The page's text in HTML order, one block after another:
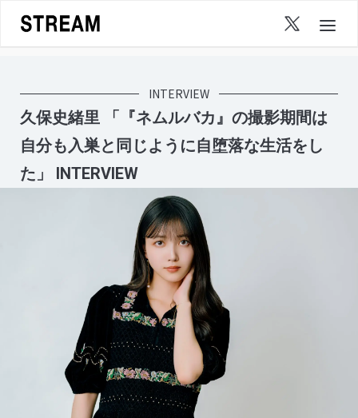
content
INTERVIEW
久保史緒里 「『ネムルバカ』の撮影期間は
自分も入巣と同じように自堕落な生活をし
た」 INTERVIEW